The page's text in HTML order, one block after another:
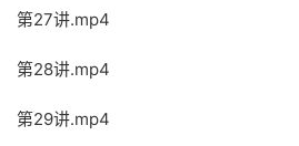
第27讲.mp4
第28讲.mp4
第29讲.mp4